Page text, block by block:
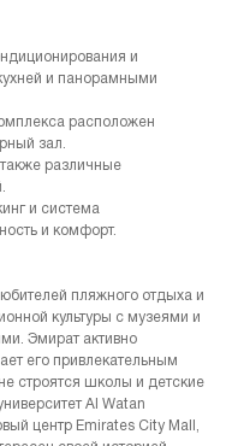
и
и панорамными
расположен
зал.
различные
и система
и комфорт.
пляжного отдыха и
культуры с музеями и
Эмират активно
его привлекательным
строятся школы и детские
Al Watan
центр Emirates City Mall,